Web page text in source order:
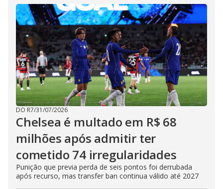
DO R7/31/07/2026
Chelsea é multado em R$ 68
milhões após admitir ter
cometido 74 irregularidades
Punição que previa perda de seis pontos foi derrubada
após recurso, mas transfer ban continua válido até 2027